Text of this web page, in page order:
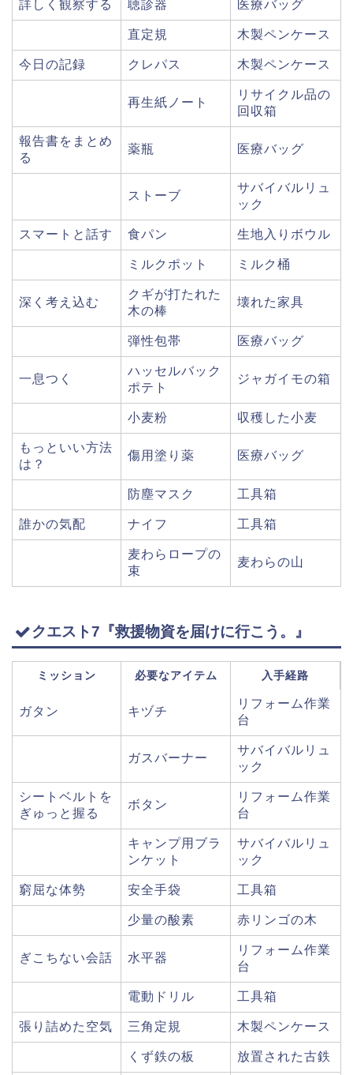
詳しく観察する 聴診器 医療バッグ
直定規 木製ペンケース
今日の記録 クレパス 木製ペンケース
再生紙ノート
リサイクル品の
回収箱
報告書をまとめ
る
薬瓶 医療バッグ
ストーブ
サバイバルリュ
ック
スマートと話す 食パン 生地入りボウル
ミルクポット ミルク桶
深く考え込む
クギが打たれた
木の棒
壊れた家具
弾性包帯 医療バッグ
一息つく
ハッセルバック
ポテト
ジャガイモの箱
小麦粉 収穫した小麦
もっといい方法
は？
傷用塗り薬 医療バッグ
防塵マスク 工具箱
誰かの気配 ナイフ 工具箱
麦わらロープの
束
麦わらの山
クエスト7『救援物資を届けに行こう。』
ミッション 必要なアイテム 入手経路
ガタン キヅチ
リフォーム作業
台
ガスバーナー
サバイバルリュ
ック
シートベルトを
ぎゅっと握る
ボタン
リフォーム作業
台
キャンプ用ブラ
ンケット
サバイバルリュ
ック
窮屈な体勢 安全手袋 工具箱
少量の酸素 赤リンゴの木
ぎこちない会話 水平器
リフォーム作業
台
電動ドリル 工具箱
張り詰めた空気 三角定規 木製ペンケース
くず鉄の板 放置された古鉄